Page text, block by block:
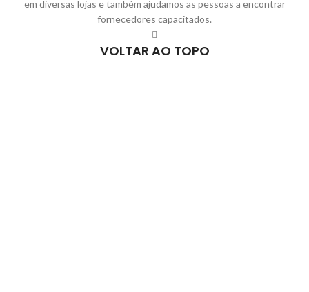
em diversas lojas e também ajudamos as pessoas a encontrar
fornecedores capacitados.
VOLTAR AO TOPO